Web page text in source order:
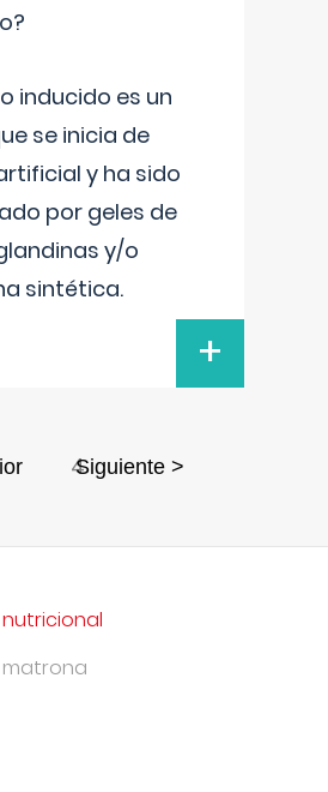
inducido es un
se inicia de
y ha sido
por geles de
y/o
sintética.
+
4
Siguiente >